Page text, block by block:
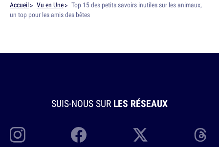
Accueil Vu en Une
Top 15 des petits savoirs inutiles sur les animaux,
un top pour les amis des bêtes
SUIS-NOUS SUR LES RÉSEAUX